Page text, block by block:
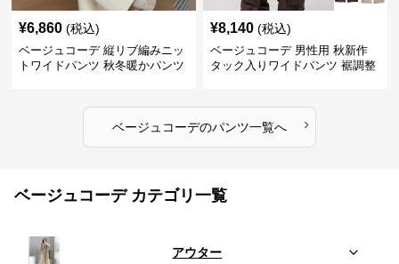
¥6,860 (税込)
ベージュコーデ 縦リブ編みニッ
トワイドパンツ 秋冬暖かパンツ
¥8,140 (税込)
ベージュコーデ 男性用 秋新作
タック入りワイドパンツ 裾調整
ベージュコーデのパンツ一覧へ ›
ベージュコーデ カテゴリ一覧
アウター